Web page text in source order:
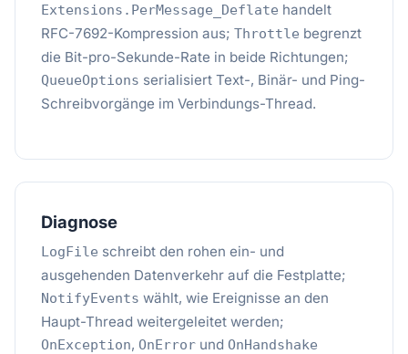
Extensions.PerMessage_Deflate handelt
RFC-7692-Kompression aus; Throttle begrenzt
die Bit-pro-Sekunde-Rate in beide Richtungen;
QueueOptions serialisiert Text-, Binär- und Ping-
Schreibvorgänge im Verbindungs-Thread.
Diagnose
LogFile schreibt den rohen ein- und
ausgehenden Datenverkehr auf die Festplatte;
NotifyEvents wählt, wie Ereignisse an den
Haupt-Thread weitergeleitet werden;
OnException, OnError und OnHandshake